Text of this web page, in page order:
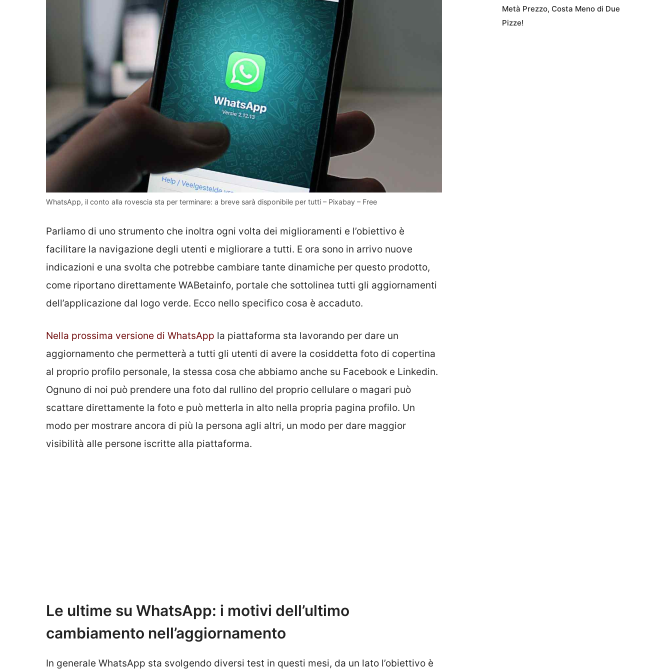
WhatsApp, il conto alla rovescia sta per terminare: a breve sarà disponibile per tutti – Pixabay – Free
Parliamo di uno strumento che inoltra ogni volta dei miglioramenti e l’obiettivo è
facilitare la navigazione degli utenti e migliorare a tutti. E ora sono in arrivo nuove
indicazioni e una svolta che potrebbe cambiare tante dinamiche per questo prodotto,
come riportano direttamente WABetainfo, portale che sottolinea tutti gli aggiornamenti
dell’applicazione dal logo verde. Ecco nello specifico cosa è accaduto.
Nella prossima versione di WhatsApp la piattaforma sta lavorando per dare un
aggiornamento che permetterà a tutti gli utenti di avere la cosiddetta foto di copertina
al proprio profilo personale, la stessa cosa che abbiamo anche su Facebook e Linkedin.
Ognuno di noi può prendere una foto dal rullino del proprio cellulare o magari può
scattare direttamente la foto e può metterla in alto nella propria pagina profilo. Un
modo per mostrare ancora di più la persona agli altri, un modo per dare maggior
visibilità alle persone iscritte alla piattaforma.
Le ultime su WhatsApp: i motivi dell’ultimo
cambiamento nell’aggiornamento
In generale WhatsApp sta svolgendo diversi test in questi mesi, da un lato l’obiettivo è
Metà Prezzo, Costa Meno di Due
Pizze!